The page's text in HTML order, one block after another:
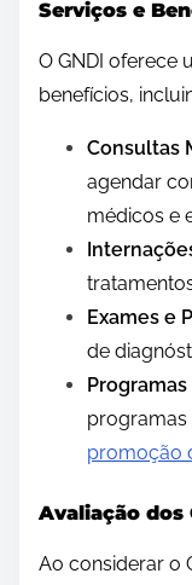
Serviços e
O GNDI oferece
benefícios,
Consultas
agendar
médicos e
Exames e
de
programas
promoção
Avaliação dos
Ao considerar o